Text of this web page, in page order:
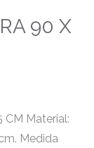
90 X
CM Material:
Medida